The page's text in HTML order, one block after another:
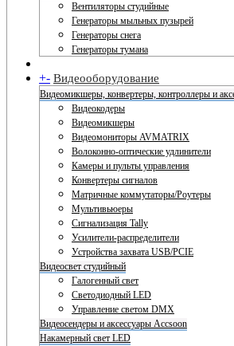
Вентиляторы студийные
Генераторы мыльных пузырей
Генераторы снега
Генераторы тумана
+- Видеооборудование
Видеомикшеры, конвертеры, контроллеры и
Видеокодеры
Видеомикшеры
Видеомониторы AVMATRIX
Волоконно-оптические удлинители
Камеры и пульты управления
Конвертеры сигналов
Матричные коммутаторы/Роутеры
Мультивьюеры
Сигнализация Tally
Усилители-распределители
Устройства захвата USB/PCIE
Видеосвет студийный
Галогенный свет
Светодиодный LED
Управление светом DMX
Видеосендеры и аксессуары Accsoon
Накамерный свет LED